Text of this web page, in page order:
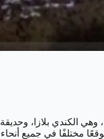
الكندي بلازا،